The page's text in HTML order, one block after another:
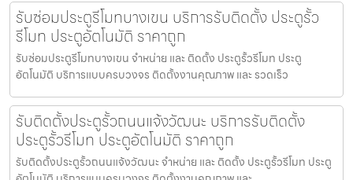
รับซ่อมประตูรีโมทบางเขน บริการรับติดตั้ง ประตูรั้ว
รีโมท ประตูอัตโนมัติ ราคาถูก
รับซ่อมประตูรีโมทบางเขน จำหน่าย และ ติดตั้ง ประตูรั้วรีโมท ประตู
อัตโนมัติ บริการแบบครบวงจร ติดตั้งงานคุณภาพ และ รวดเร็ว
รับติดตั้งประตูรั้วถนนแจ้งวัฒนะ บริการรับติดตั้ง
ประตูรั้วรีโมท ประตูอัตโนมัติ ราคาถูก
รับติดตั้งประตูรั้วถนนแจ้งวัฒนะ จำหน่าย และ ติดตั้ง ประตูรั้วรีโมท ประตู